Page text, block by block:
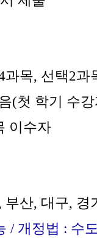
과목, 선택2과
(첫 학기 수
이수자
부산, 대구,
/ 개정법 : 수